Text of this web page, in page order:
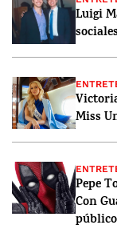
Luigi
sociales
Miss
Pepe
Con
público